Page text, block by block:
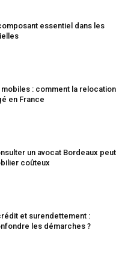
essentiel dans les
: comment la relocation
en France
un avocat Bordeaux peut
coûteux
et surendettement :
les démarches ?